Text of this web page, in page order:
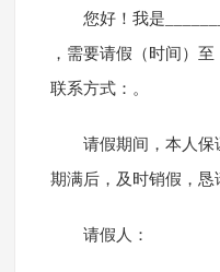
您好！我是
，需要请假（时间）
联系方式：。
请假期间，本人保
期满后，及时销假，恳
请假人：